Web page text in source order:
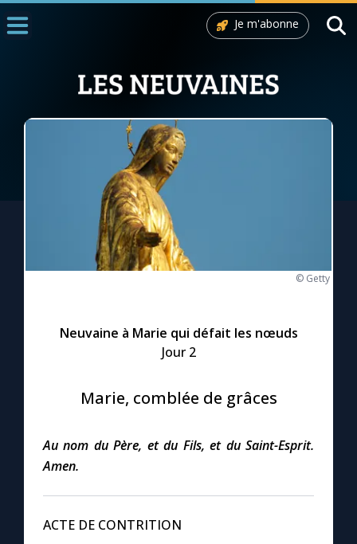
1000 Raisons de Croire
L'actualité de la semaine
La chaîne Youtube
La vidéo de la semaine
Le compte Tiktok
Le magazine
Questions-réponses
Je m'abonne
© Getty
Neuvaine à Marie qui défait les nœuds
Jour 2
Marie, comblée de grâces
Au nom du Père, et du Fils, et du Saint-Esprit.
Amen.
ACTE DE CONTRITION